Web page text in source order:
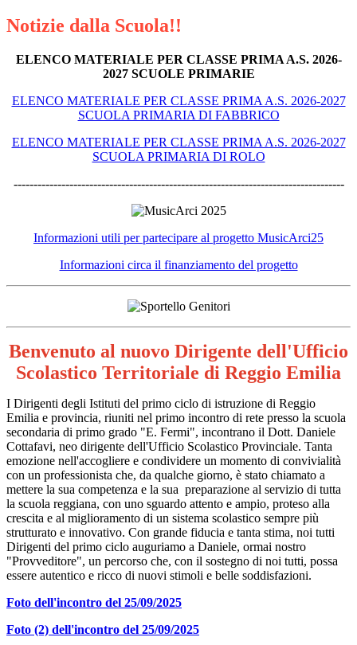
Notizie dalla Scuola!!
ELENCO MATERIALE PER CLASSE PRIMA A.S. 2026-
2027 SCUOLE PRIMARIE
ELENCO MATERIALE PER CLASSE PRIMA A.S. 2026-2027
SCUOLA PRIMARIA DI FABBRICO
ELENCO MATERIALE PER CLASSE PRIMA A.S. 2026-2027
SCUOLA PRIMARIA DI ROLO
-----------------------------------------------------------------------------------
Informazioni utili per partecipare al progetto MusicArci25
Informazioni circa il finanziamento del progetto
Benvenuto al nuovo Dirigente dell'Ufficio
Scolastico Territoriale di Reggio Emilia
I Dirigenti degli Istituti del primo ciclo di istruzione di Reggio
Emilia e provincia, riuniti nel primo incontro di rete presso la scuola
secondaria di primo grado "E. Fermi", incontrano il Dott. Daniele
Cottafavi, neo dirigente dell'Ufficio Scolastico Provinciale. Tanta
emozione nell'accogliere e condividere un momento di convivialità
con un professionista che, da qualche giorno, è stato chiamato a
mettere la sua competenza e la sua preparazione al servizio di tutta
la scuola reggiana, con uno sguardo attento e ampio, proteso alla
crescita e al miglioramento di un sistema scolastico sempre più
strutturato e innovativo. Con grande fiducia e tanta stima, noi tutti
Dirigenti del primo ciclo auguriamo a Daniele, ormai nostro
"Provveditore", un percorso che, con il sostegno di noi tutti, possa
essere autentico e ricco di nuovi stimoli e belle soddisfazioni.
Foto dell'incontro del 25/09/2025
Foto (2) dell'incontro del 25/09/2025